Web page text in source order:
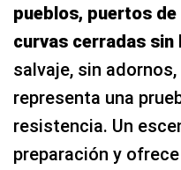
pueblos, puertos
curvas cerradas sin
salvaje, sin
representa una
resistencia. Un
preparación y